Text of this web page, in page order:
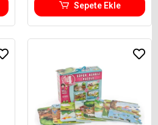
Sepete Ekle